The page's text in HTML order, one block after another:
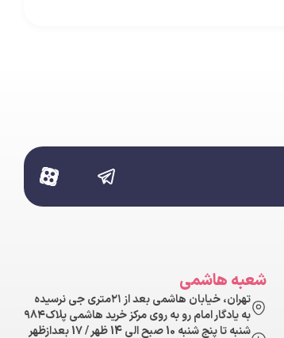
شعبه هاشمی
تهران، خیابان هاشمی بعد از ۲۱متری جی نرسیده
به یادگار امام رو به روی مرکز خرید هاشمی پلاک۹۸۴
شنبه تا پنج شنبه 10 صبح الی 14 ظهر / 17 بعدازظهر